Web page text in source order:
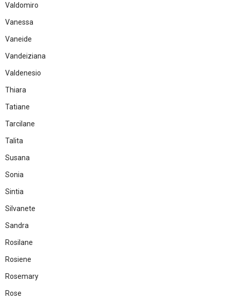
Valdomiro
Vanessa
Vaneide
Vandeiziana
Valdenesio
Thiara
Tatiane
Tarcilane
Talita
Susana
Sonia
Sintia
Silvanete
Sandra
Rosilane
Rosiene
Rosemary
Rose